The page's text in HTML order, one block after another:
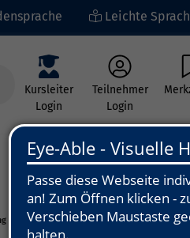
Leichte
Kursleiter
Login
Teilnehmer
Login
Kunst - Kultur -